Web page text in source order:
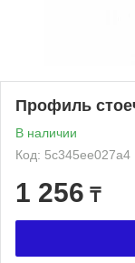
Профиль
В наличии
Код: 5c345ee027a4
1 256 ₸